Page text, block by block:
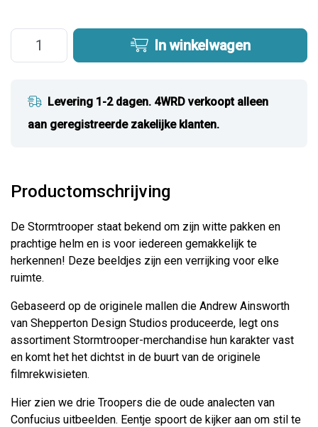
In winkelwagen
Levering 1-2 dagen. 4WRD verkoopt alleen
aan geregistreerde zakelijke klanten.
Productomschrijving
De Stormtrooper staat bekend om zijn witte pakken en
prachtige helm en is voor iedereen gemakkelijk te
herkennen! Deze beeldjes zijn een verrijking voor elke
ruimte.
Gebaseerd op de originele mallen die Andrew Ainsworth
van Shepperton Design Studios produceerde, legt ons
assortiment Stormtrooper-merchandise hun karakter vast
en komt het het dichtst in de buurt van de originele
filmrekwisieten.
Hier zien we drie Troopers die de oude analecten van
Confucius uitbeelden. Eentje spoort de kijker aan om stil te